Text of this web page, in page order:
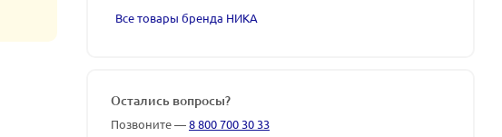
Все товары бренда НИКА
Остались вопросы?
Позвоните —8 800 700 30 33